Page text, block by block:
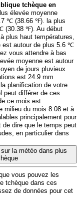
tchèque en
élevée moyenne
℃ (38.66 ℉). la plus
(30.38 ℉). Au début
plus haut températures,
est autour de plus 5.6 ℃
vous attendre à bas
moyenne est autour
de jours pluvieux
est 24.9 mm
planification de votre
peut différer de ces
ce mois est
milieu du mois 8:08 et à
principalement pour
de dire que le temps peut
en particulier dans
la météo dans plus
vous pouvez les
tchèque dans ces
de données pour cet